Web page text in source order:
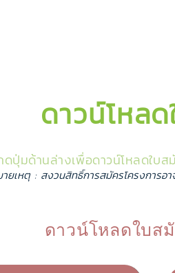
ดาวน์โหล
ดปุ่มด้านล่างเพื่อดาวน์โหลดใบส
ยเหตุ : สงวนสิทธิ์การสมัครโครงการอ
ดาวน์โหลดใบส